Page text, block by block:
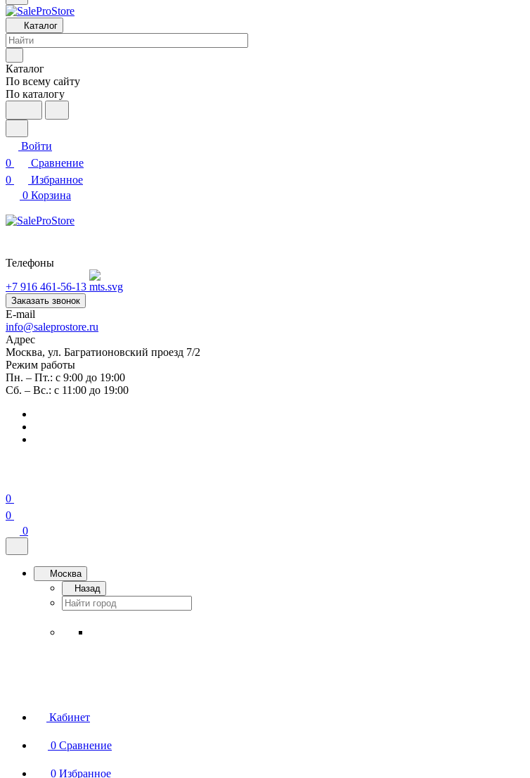
Каталог
Каталог
По всему сайту
По каталогу
Войти
0
Сравнение
0
Избранное
0 Корзина
Телефоны
+7 916 461-56-13
Заказать звонок
E-mail
info@saleprostore.ru
Адрес
Москва, ул. Багратионовский проезд 7/2
Режим работы
Пн. – Пт.: с 9:00 до 19:00
Сб. – Вс.: с 11:00 до 19:00
0
0
0
Москва
Назад
Кабинет
0 Сравнение
0 Избранное